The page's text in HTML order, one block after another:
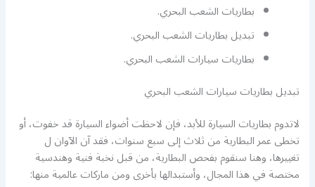
بطاريات الشعب البحري.
تبديل بطاريات الشعب البحري.
بطاريات سيارات الشعب البحري.
تبديل بطاريات سيارات الشعب البحري
لاتدوم بطاريات السيارة للأبد، فإن لاحظت أضواء السيارة قد خفوت، أو
تخطى عمر البطارية من ثلاث إلى سبع سنوات، فقد آن الآوان ل
تغييرها، وهنا سنقوم بفحص البطارية، من قبل نخبة فنية وهندسية
مختصة في هذا المجال، وأستبدالها بأخرى ومن ماركات عالمية منها: